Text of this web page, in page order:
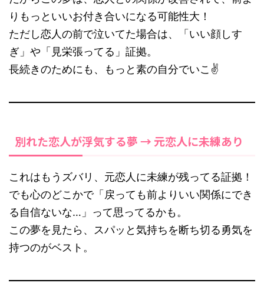
りもっといいお付き合いになる可能性大！
ただし恋人の前で泣いてた場合は、「いい顔しす
ぎ」や「見栄張ってる」証拠。
長続きのためにも、もっと素の自分でいこ✌
別れた恋人が浮気する夢 → 元恋人に未練あり
これはもうズバリ、元恋人に未練が残ってる証拠！
でも心のどこかで「戻っても前よりいい関係にでき
る自信ないな…」って思ってるかも。
この夢を見たら、スパッと気持ちを断ち切る勇気を
持つのがベスト。